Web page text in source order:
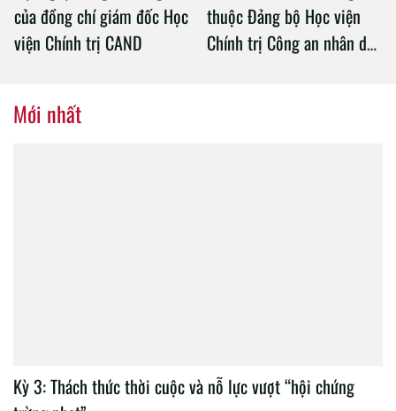
của đồng chí giám đốc Học
viện Chính trị CAND
thuộc Đảng bộ Học viện
Chính trị Công an nhân dân
Mới nhất
Kỳ 3: Thách thức thời cuộc và nỗ lực vượt “hội chứng